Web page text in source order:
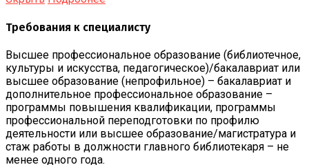
Требования к специалисту
Высшее профессиональное образование (библиотечное,
культуры и искусства, педагогическое)/бакалавриат или
высшее образование (непрофильное) – бакалавриат и
дополнительное профессиональное образование –
программы повышения квалификации, программы
профессиональной переподготовки по профилю
деятельности или высшее образование/магистратура и
стаж работы в должности главного библиотекаря – не
менее одного года.